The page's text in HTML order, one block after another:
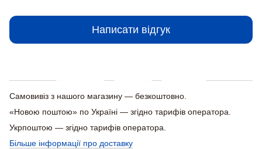
Написати відгук
Самовивіз з нашого магазину — безкоштовно.
«Новою поштою» по Україні — згідно тарифів оператора.
Укрпоштою — згідно тарифів оператора.
Більше інформації про доставку